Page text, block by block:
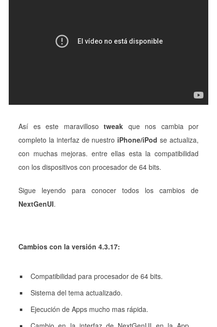
Así es este maravilloso tweak que nos cambia por
completo la interfaz de nuestro iPhone/iPod se actualiza,
con muchas mejoras. entre ellas esta la compatibilidad
con los dispositivos con procesador de 64 bits.
Sigue leyendo para conocer todos los cambios de
NextGenUI.
Cambios con la versión 4.3.17:
Compatibilidad para procesador de 64 bits.
Sistema del tema actualizado.
Ejecución de Apps mucho mas rápida.